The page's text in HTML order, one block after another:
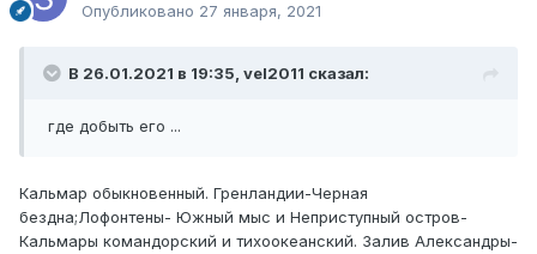
Опубликовано 27 января, 2021
В 26.01.2021 в 19:35, vel2011 сказал:
где добыть его ...
Кальмар обыкновенный. Гренландии-Черная
бездна;Лофонтены- Южный мыс и Неприступный остров-
Кальмары командорский и тихоокеанский. Залив Александры-